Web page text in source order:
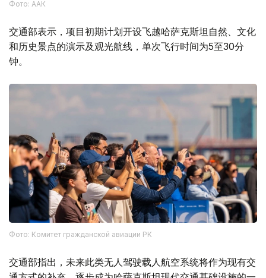
Фото: ААК
交通部表示，项目初期计划开设飞越哈萨克斯坦自然、文化
和历史景点的演示及观光航线，单次飞行时间为5至30分
钟。
Фото: Комитет гражданской авиации РК
交通部指出，未来此类无人驾驶载人航空系统将作为现有交